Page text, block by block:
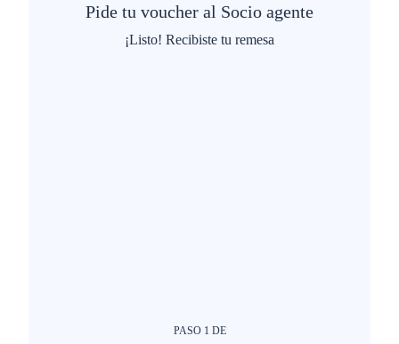
Pide tu voucher al Socio agente
¡Listo! Recibiste tu remesa
PASO 1 DE